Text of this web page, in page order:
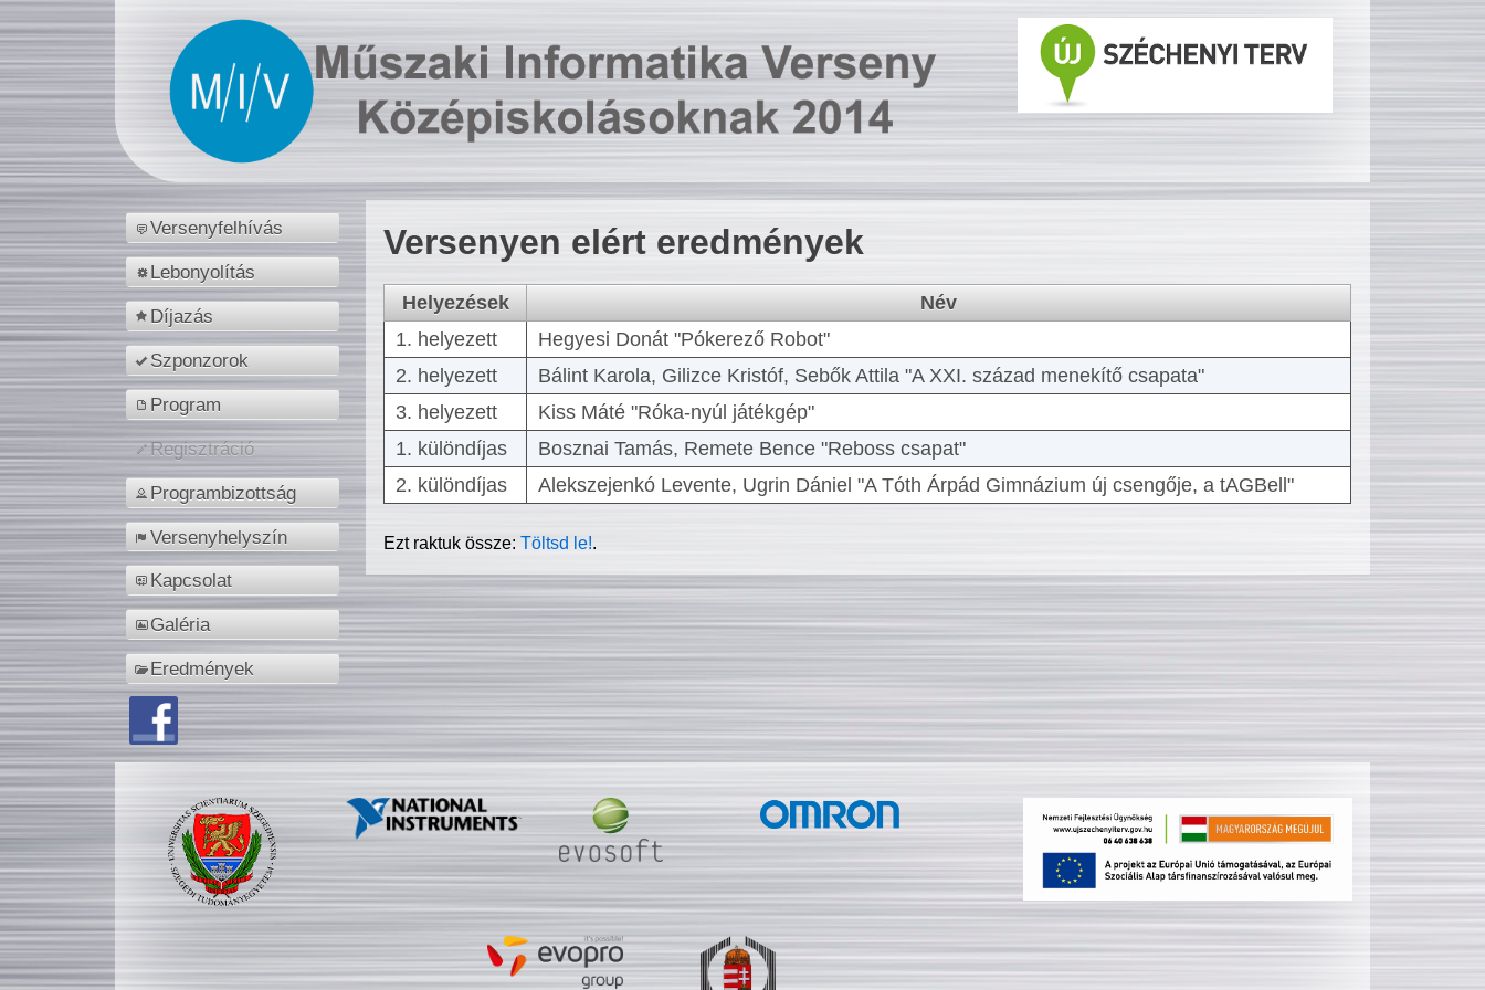
Versenyfelhívás
Lebonyolítás
Díjazás
Szponzorok
Program
Regisztráció
Programbizottság
Versenyhelyszín
Kapcsolat
Galéria
Eredmények
Versenyen elért eredmények
Helyezések
Név
1. helyezett
Hegyesi Donát "Pókerező Robot"
2. helyezett
Bálint Karola, Gilizce Kristóf, Sebők Attila "A XXI. század menekítő csapata"
3. helyezett
Kiss Máté "Róka-nyúl játékgép"
1. különdíjas
Bosznai Tamás, Remete Bence "Reboss csapat"
2. különdíjas
Alekszejenkó Levente, Ugrin Dániel "A Tóth Árpád Gimnázium új csengője, a tAGBell"
Ezt raktuk össze:Töltsd le!.